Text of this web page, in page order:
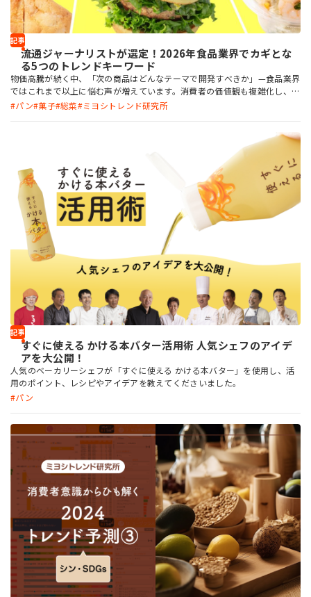
記事
流通ジャーナリストが選定！2026年食品業界でカギとな
る5つのトレンドキーワード
物価高騰が続く中、「次の商品はどんなテーマで開発すべきか」—食品業界
ではこれまで以上に悩む声が増えています。消費者の価値観も複雑化し、食
の選択基準も変化しています。 こうした動向を長年追い続けてきた流通ジ
めのヒントが詰まっています。企画・開発にお役立てください。
パン 菓子 総菜 ミヨシトレンド研究所
記事
すぐに使える かける本バター活用術 人気シェフのアイデ
アを大公開！
人気のベーカリーシェフが「すぐに使える かける本バター」を使用し、活
用のポイント、レシピやアイデアを教えてくださいました。
パン